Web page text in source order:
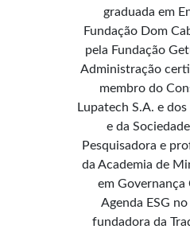
graduada em
Fundação Dom
pela Fundação
Administração
membro do
Lupatech S.A. e
e da
Pesquisadora e
da Academia de
em
Agenda ESG
fundadora da